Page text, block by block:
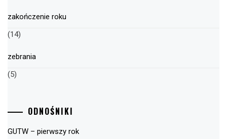
zakończenie roku
(14)
zebrania
(5)
ODNOŚNIKI
GUTW – pierwszy rok